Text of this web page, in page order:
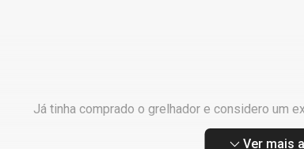
Já tinha comprado o grelhador e considero um
Ver mais